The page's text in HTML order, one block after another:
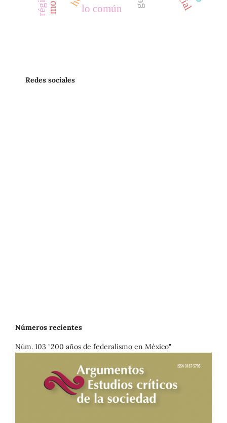
lo común
Redes sociales
Números recientes
Núm. 103 "200 años de federalismo en México"